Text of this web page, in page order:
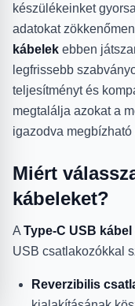
készülékeinket
adatokat
kábelek ebben
legfrissebb
teljesítményt és
megtalálja azokat a
igazodva
Miért
kábeleket?
A Type-C USB kábel
USB csatlakozókkal
Reverzibilis